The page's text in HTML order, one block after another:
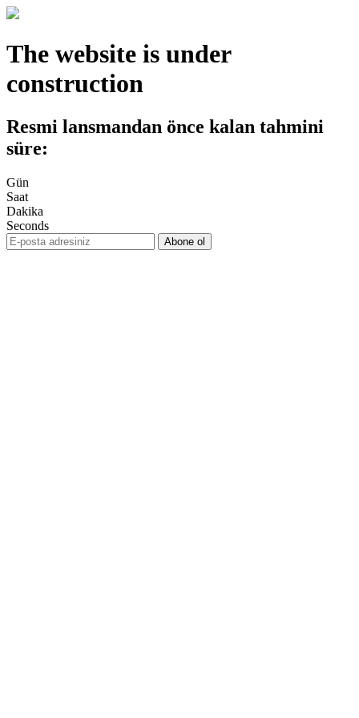
The website is under
construction
Resmi lansmandan önce kalan tahmini
süre:
Gün
Saat
Dakika
Seconds